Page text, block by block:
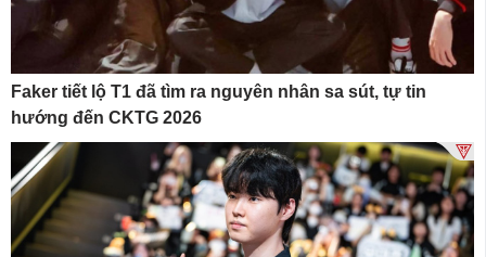
Faker tiết lộ T1 đã tìm ra nguyên nhân sa sút, tự tin
hướng đến CKTG 2026